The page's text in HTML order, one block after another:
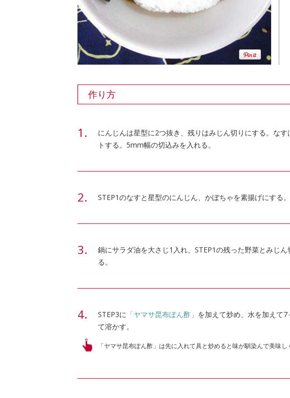
作り方
にんじんは星型に2つ抜き、残りはみじん切りにする。な
トする。5mm幅の切込みを入れる。
STEP1のなすと星型のにんじん、かぼちゃを素揚げにする。
鍋にサラダ油を大さじ1入れ、STEP1の残った野菜とみじ
る。
STEP3に 「ヤマサ昆布ぽん酢」 を加えて炒め、水を加えて
て溶かす。
「ヤマサ昆布ぽん酢」は先に入れて具と炒めると味が馴染んで美味